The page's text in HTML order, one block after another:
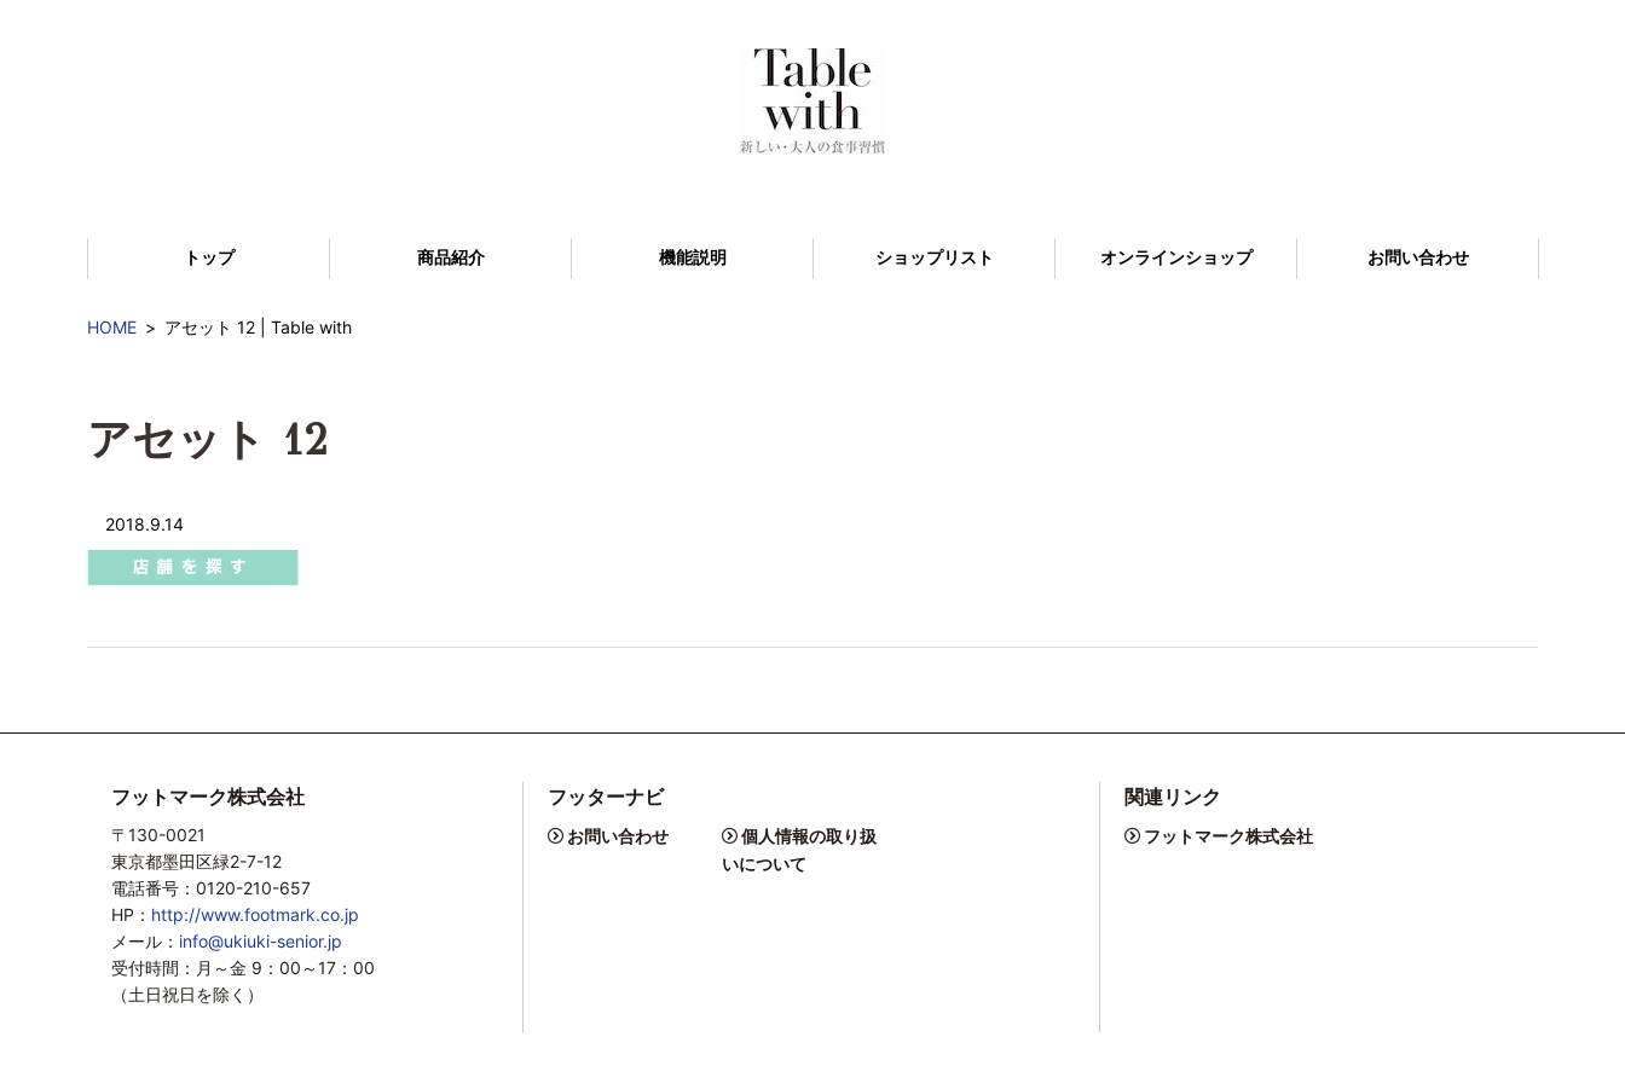
トップ 商品紹介 機能説明 ショップリスト オンラインショップ お問い合わせ
HOME アセット 12 | Table with
アセット 12
2018.9.14
フットマーク株式会社
〒130-0021
東京都墨田区緑2-7-12
電話番号：0120-210-657
HP： http://www.footmark.co.jp
メール： info@ukiuki-senior.jp
受付時間：月～金 9：00～17：00
（土日祝日を除く）
フッターナビ
お問い合わせ
個人情報の取り扱
いについて
関連リンク
フットマーク株式会社